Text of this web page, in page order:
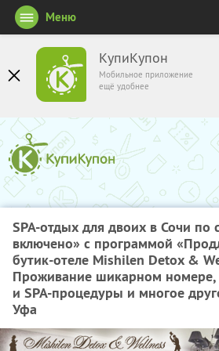
КупиКупон
Мобильное приложение
ещё удобнее
Меню
SPA-отдых для двоих в Сочи по
включено» с программой
бутик-отеле Mishilen Detox &
Проживание шикарном номере,
и SPA-процедуры и многое
Уфа